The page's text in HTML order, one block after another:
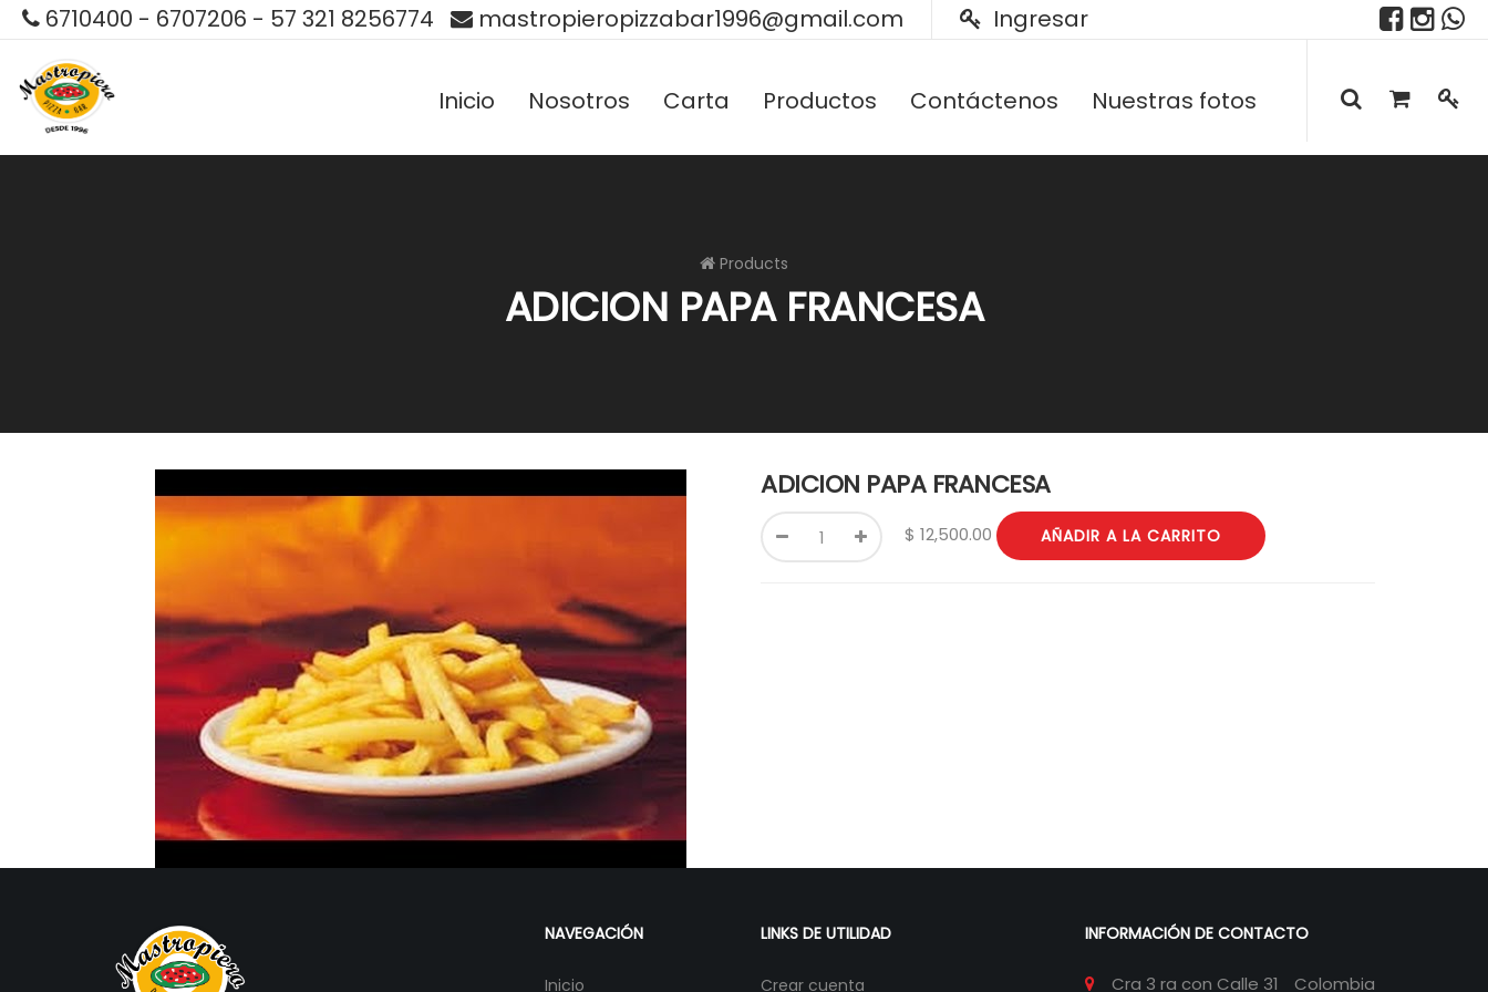
6710400 - 6707206 - 57 321 8256774 mastropieropizzabar1996@gmail.com Ingresar
Inicio Nosotros Carta Productos Contáctenos Nuestras fotos
Products
ADICION PAPA FRANCESA
ADICION PAPA FRANCESA
$ 12,500.00 AÑADIR A LA CARRITO
NAVEGACIÓN
Inicio
LINKS DE UTILIDAD
Crear cuenta
INFORMACIÓN DE CONTACTO
Cra 3 ra con Calle 31 Colombia